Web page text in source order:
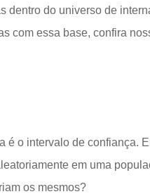
dentro do universo de
com essa base, confira
é o intervalo de confiança.
em uma
os mesmos?